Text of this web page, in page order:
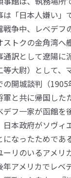
は「日本人嫌い」
戦争中、レベデフ
ストクの金角湾へ
通訳として遼陽に
等大尉）として、
の開城談判（
軍と共に帰国した
デフ一家が函館を
日本政府がソヴィ
になったためであ
ーリのいるアメリ
年アメリカでレベ